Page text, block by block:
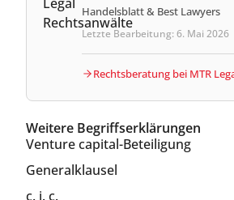
Handelsblatt & Best Lawyers
Letzte Bearbeitung: 6. Mai 2026
Rechtsberatung bei MTR
Weitere Begriffserklärungen
Venture capital-Beteiligung
Generalklausel
c. i. c.